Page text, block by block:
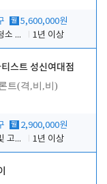
월 5,600,000원
전반적인 청소 업무(객실청소.객실정리)
1년 이상
스트 성신여대점
트(격,비,비)
월 2,900,000원
객실판매 및 고객응대
1년 이상